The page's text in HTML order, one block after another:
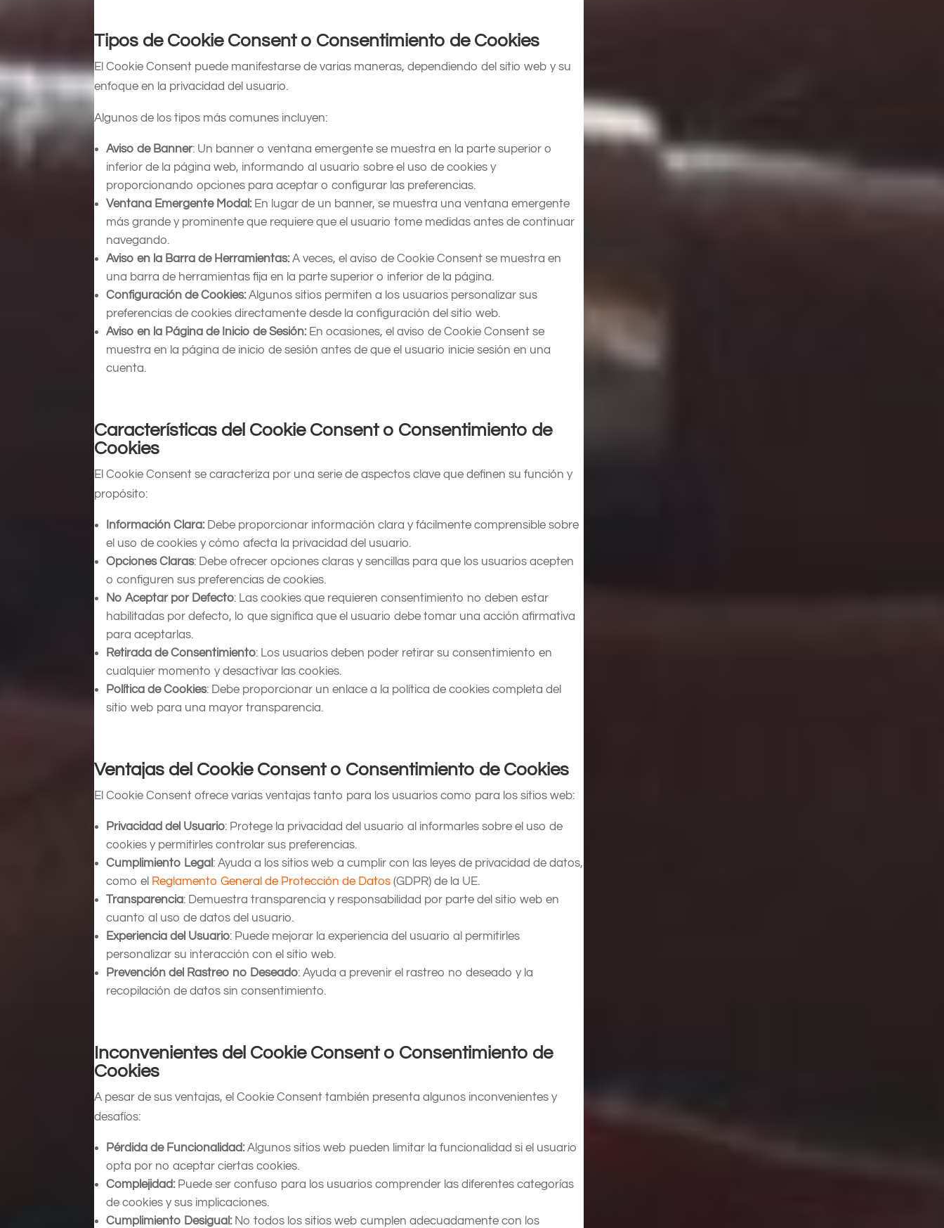
Tipos de Cookie Consent o Consentimiento de Cookies
El Cookie Consent puede manifestarse de varias maneras, dependiendo del sitio web y su
enfoque en la privacidad del usuario.
Algunos de los tipos más comunes incluyen:
Aviso de Banner: Un banner o ventana emergente se muestra en la parte superior o
inferior de la página web, informando al usuario sobre el uso de cookies y
proporcionando opciones para aceptar o configurar las preferencias.
Ventana Emergente Modal:En lugar de un banner, se muestra una ventana emergente
más grande y prominente que requiere que el usuario tome medidas antes de continuar
navegando.
Aviso en la Barra de Herramientas:A veces, el aviso de Cookie Consent se muestra en
una barra de herramientas fija en la parte superior o inferior de la página.
Configuración de Cookies:Algunos sitios permiten a los usuarios personalizar sus
preferencias de cookies directamente desde la configuración del sitio web.
Aviso en la Página de Inicio de Sesión:En ocasiones, el aviso de Cookie Consent se
muestra en la página de inicio de sesión antes de que el usuario inicie sesión en una
cuenta.
Características del Cookie Consent o Consentimiento de
Cookies
El Cookie Consent se caracteriza por una serie de aspectos clave que definen su función y
propósito:
Información Clara:Debe proporcionar información clara y fácilmente comprensible sobre
el uso de cookies y cómo afecta la privacidad del usuario.
Opciones Claras: Debe ofrecer opciones claras y sencillas para que los usuarios acepten
o configuren sus preferencias de cookies.
No Aceptar por Defecto: Las cookies que requieren consentimiento no deben estar
habilitadas por defecto, lo que significa que el usuario debe tomar una acción afirmativa
para aceptarlas.
Retirada de Consentimiento: Los usuarios deben poder retirar su consentimiento en
cualquier momento y desactivar las cookies.
Política de Cookies: Debe proporcionar un enlace a la política de cookies completa del
sitio web para una mayor transparencia.
Ventajas del Cookie Consent o Consentimiento de Cookies
El Cookie Consent ofrece varias ventajas tanto para los usuarios como para los sitios web:
Privacidad del Usuario: Protege la privacidad del usuario al informarles sobre el uso de
cookies y permitirles controlar sus preferencias.
Cumplimiento Legal : Ayuda a los sitios web a cumplir con las leyes de privacidad de datos,
como el Reglamento General de Protección de Datos (GDPR) de la UE.
Transparencia: Demuestra transparencia y responsabilidad por parte del sitio web en
cuanto al uso de datos del usuario.
Experiencia del Usuario: Puede mejorar la experiencia del usuario al permitirles
personalizar su interacción con el sitio web.
Prevención del Rastreo no Deseado: Ayuda a prevenir el rastreo no deseado y la
recopilación de datos sin consentimiento.
Inconvenientes del Cookie Consent o Consentimiento de
Cookies
A pesar de sus ventajas, el Cookie Consent también presenta algunos inconvenientes y
desafíos:
Pérdida de Funcionalidad:Algunos sitios web pueden limitar la funcionalidad si el usuario
opta por no aceptar ciertas cookies.
Complejidad:Puede ser confuso para los usuarios comprender las diferentes categorías
de cookies y sus implicaciones.
Cumplimiento Desigual:No todos los sitios web cumplen adecuadamente con los